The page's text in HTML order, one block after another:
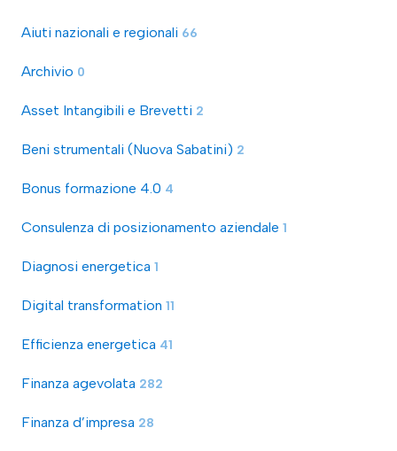
Aiuti nazionali e regionali 66
Archivio 0
Asset Intangibili e Brevetti 2
Beni strumentali (Nuova Sabatini) 2
Bonus formazione 4.0 4
Consulenza di posizionamento aziendale 1
Diagnosi energetica 1
Digital transformation 11
Efficienza energetica 41
Finanza agevolata 282
Finanza d’impresa 28